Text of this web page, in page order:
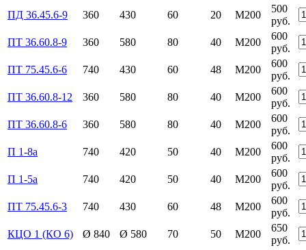
ПД 36.45.6-9
360 430 60 20 М200
500
руб.
ПТ 36.60.8-9
360 580 80 40 М200
600
руб.
ПТ 75.45.6-6
740 430 60 48 М200
600
руб.
ПТ 36.60.8-12
360 580 80 40 М200
600
руб.
ПТ 36.60.8-6
360 580 80 40 М200
600
руб.
П 1-8а
740 420 50 40 М200
600
руб.
П 1-5а
740 420 50 40 М200
600
руб.
ПТ 75.45.6-3
740 430 60 48 М200
600
руб.
КЦО 1 (КО 6)
Ø 840 Ø 580 70 50 М200
650
руб.